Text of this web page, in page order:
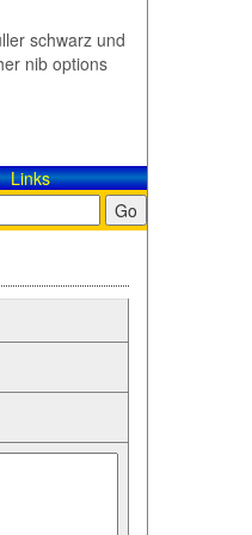
schwarz und
nib options
Links